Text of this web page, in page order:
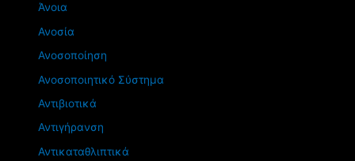
Άνοια
Ανοσία
Ανοσοποίηση
Ανοσοποιητικό Σύστημα
Αντιβιοτικά
Αντιγήρανση
Αντικαταθλιπτικά